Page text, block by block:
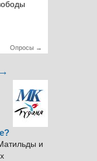
Опросы →
и